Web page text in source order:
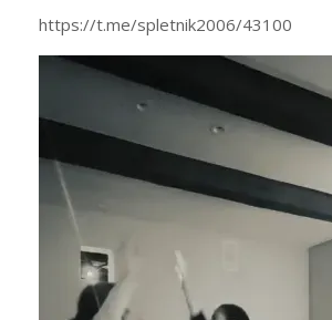
https://t.me/spletnik2006/43100